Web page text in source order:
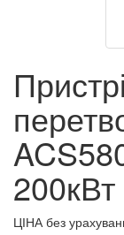
ЦІНА без